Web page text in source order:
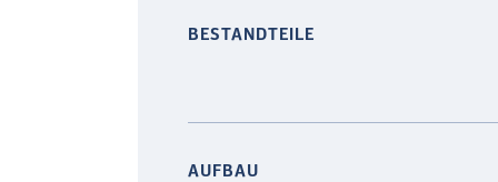
BESTANDTEILE
AUFBAU